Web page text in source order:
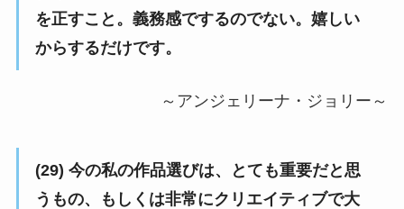
を正すこと。義務感でするのでない。嬉しい
からするだけです。
～アンジェリーナ・ジョリー～
(29) 今の私の作品選びは、とても重要だと思
うもの、もしくは非常にクリエイティブで大